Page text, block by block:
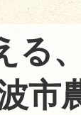
る
市